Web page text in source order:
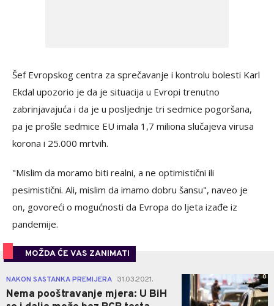
Šef Evropskog centra za sprečavanje i kontrolu bolesti Karl
Ekdal upozorio je da je situacija u Evropi trenutno
zabrinjavajuća i da je u posljednje tri sedmice pogoršana,
pa je prošle sedmice EU imala 1,7 miliona slučajeva virusa
korona i 25.000 mrtvih.
"Mislim da moramo biti realni, a ne optimistični ili
pesimistični. Ali, mislim da imamo dobru šansu", naveo je
on, govoreći o mogućnosti da Evropa do ljeta izađe iz
pandemije.
MOŽDA ĆE VAS ZANIMATI
NAKON SASTANKA PREMIJERA 31.03.2021.
Nema pooštravanje mjera: U BiH
0